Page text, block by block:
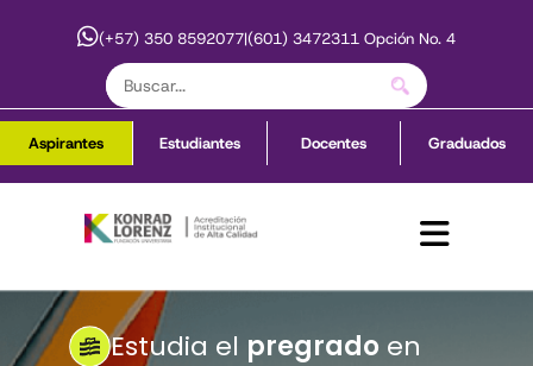
(+57) 350 8592077|(601) 3472311 Opción No. 4
Aspirantes Estudiantes Docentes Graduados
Estudia el pregrado en